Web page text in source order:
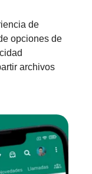
de
opciones de
archivos